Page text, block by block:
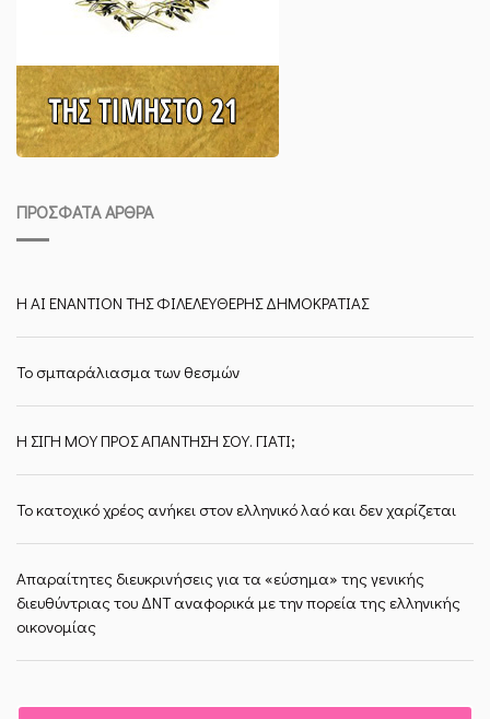
ΠΡΌΣΦΑΤΑ ΆΡΘΡΑ
Η ΑΙ ΕΝΑΝΤΙΟΝ ΤΗΣ ΦΙΛΕΛΕΥΘΕΡΗΣ ΔΗΜΟΚΡΑΤΙΑΣ
Το σμπαράλιασμα των θεσμών
Η ΣΙΓΗ ΜΟΥ ΠΡΟΣ ΑΠΑΝΤΗΣΗ ΣΟΥ. ΓΙΑΤΙ;
Το κατοχικό χρέος ανήκει στον ελληνικό λαό και δεν χαρίζεται
Απαραίτητες διευκρινήσεις για τα «εύσημα» της γενικής
διευθύντριας του ΔΝΤ αναφορικά με την πορεία της ελληνικής
οικονομίας